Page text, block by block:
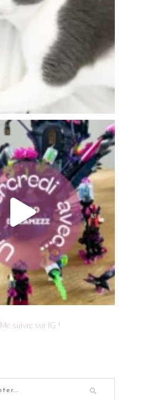
Me suivre sur IG !